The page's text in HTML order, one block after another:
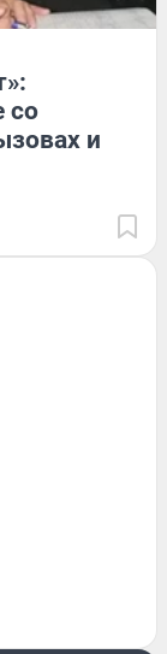
со
и